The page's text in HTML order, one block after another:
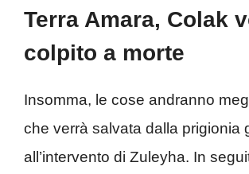
Terra Amara, Colak
colpito a morte
Insomma, le cose andranno
che verrà salvata dalla prigionia
all’intervento di Zuleyha. In